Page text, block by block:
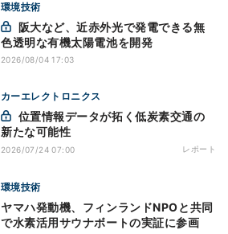
環境技術
色透明な有機太陽電池を開発
2026/08/04 17:03
カーエレクトロニクス
新たな可能性
2026/07/24 07:00 レポート
環境技術
ヤマハ発動機、フィンランドNPOと共同
で水素活用サウナボートの実証に参画